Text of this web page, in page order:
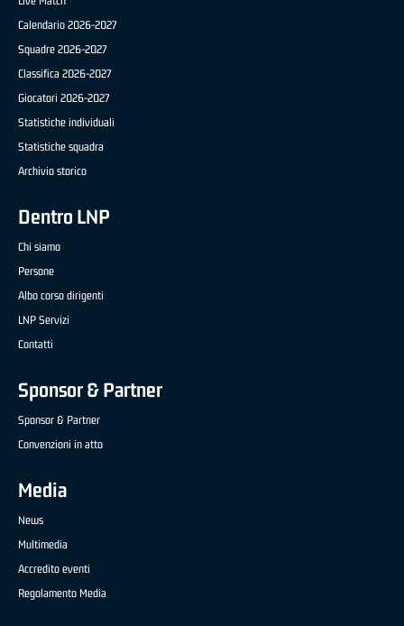
Calendario 2026-2027
Squadre 2026-2027
Classifica 2026-2027
Giocatori 2026-2027
Statistiche individuali
Statistiche squadra
Archivio storico
Dentro LNP
Chi siamo
Persone
Albo corso dirigenti
LNP Servizi
Contatti
Sponsor & Partner
Sponsor & Partner
Convenzioni in atto
Media
News
Multimedia
Accredito eventi
Regolamento Media